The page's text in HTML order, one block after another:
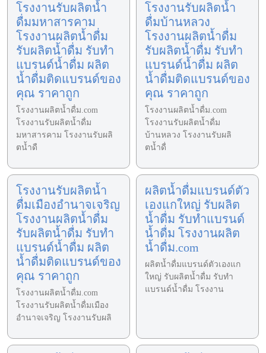
โรงงานรับผลิตน้ำ
ดื่มมหาสารคาม
โรงงานผลิตน้ำดื่ม
รับผลิตน้ำดื่ม รับทำ
แบรนด์น้ำดื่ม ผลิต
น้ำดื่มติดแบรนด์ของ
คุณ ราคาถูก
โรงงานผลิตน้ำดื่ม.com
โรงงานรับผลิตน้ำดื่ม
มหาสารคาม โรงงานรับผลิ
ตน้ำดื
โรงงานรับผลิตน้ำ
ดื่มบ้านหลวง
โรงงานผลิตน้ำดื่ม
รับผลิตน้ำดื่ม รับทำ
แบรนด์น้ำดื่ม ผลิต
น้ำดื่มติดแบรนด์ของ
คุณ ราคาถูก
โรงงานผลิตน้ำดื่ม.com
โรงงานรับผลิตน้ำดื่ม
บ้านหลวง โรงงานรับผลิ
ตน้ำดื่
โรงงานรับผลิตน้ำ
ดื่มเมืองอำนาจเจริญ
โรงงานผลิตน้ำดื่ม
รับผลิตน้ำดื่ม รับทำ
แบรนด์น้ำดื่ม ผลิต
น้ำดื่มติดแบรนด์ของ
คุณ ราคาถูก
โรงงานผลิตน้ำดื่ม.com
โรงงานรับผลิตน้ำดื่มเมือง
อำนาจเจริญ โรงงานรับผลิ
ผลิตน้ำดื่มแบรนด์ตัว
เองแกใหญ่ รับผลิต
น้ำดื่ม รับทำแบรนด์
น้ำดื่ม โรงงานผลิต
น้ำดื่ม.com
ผลิตน้ำดื่มแบรนด์ตัวเองแก
ใหญ่ รับผลิตน้ำดื่ม รับทำ
แบรนด์น้ำดื่ม โรงงาน